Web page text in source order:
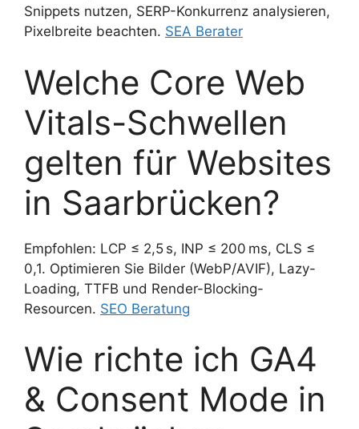
Snippets nutzen, SERP-Konkurrenz analysieren,
Pixelbreite beachten. SEA Berater
Welche Core Web
Vitals-Schwellen
gelten für Websites
in Saarbrücken?
Empfohlen: LCP ≤ 2,5 s, INP ≤ 200 ms, CLS ≤
0,1. Optimieren Sie Bilder (WebP/AVIF), Lazy-
Loading, TTFB und Render-Blocking-
Resourcen. SEO Beratung
Wie richte ich GA4
& Consent Mode in